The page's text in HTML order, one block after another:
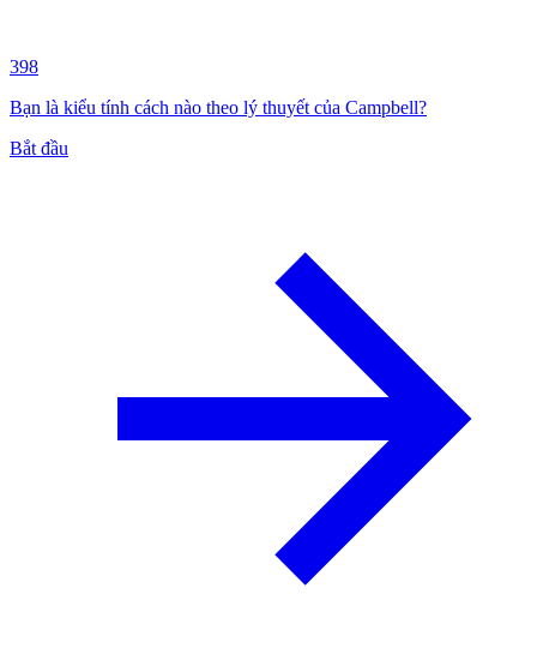
398
Bạn là kiểu tính cách nào theo lý thuyết của Campbell?
Bắt đầu